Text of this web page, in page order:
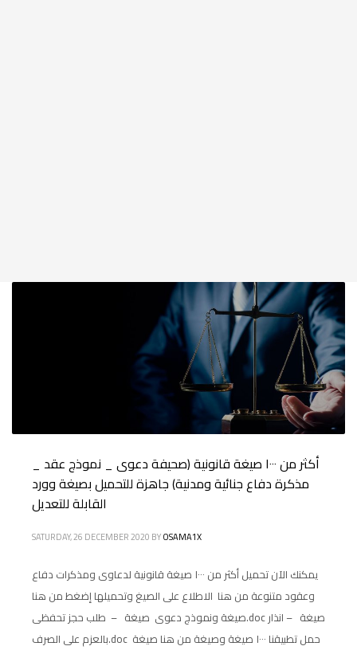
أكثر من ١٠٠٠ صيغة قانونية (صحيفة دعوى _ نموذج عقد _
مذكرة دفاع جنائية ومدنية) جاهزة للتحميل بصيغة وورد
القابلة للتعديل
SATURDAY, 26 DECEMBER 2020 BYOSAMA1X
يمكنك الآن تحميل أكثر من ١٠٠٠ صيغة قانونية لدعاوى ومذكرات دفاع
وعقود متنوعة من هنا الاطلاع على الصيغ وتحميلها إضغط من هنا
صيغة ونموذج دعوى صيغة – طلب حجز تحفظى.doc صيغة – انذار
بالعزم على الصرف.doc حمل تطبيقنا ١٠٠٠ صيغة وصيغة من هنا صيغة